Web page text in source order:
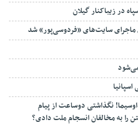
در زیباکنار گیلان
سایت‌های «فردوسی‌پور» شد
نگذاشتی دوساعت از پیام
را به مخالفان انسجام ملت دادی؟